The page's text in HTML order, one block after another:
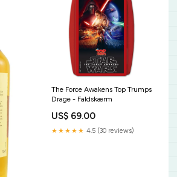
The Force Awakens Top Trumps
Drage - Faldskærm
US$ 69.00
★★★★★ 4.5 (30 reviews)